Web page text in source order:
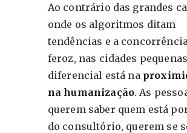
Ao contrário das grandes
onde os algoritmos ditam
tendências e a
feroz, nas cidades
diferencial está na
na humanização. As
querem saber quem está
do consultório, querem se